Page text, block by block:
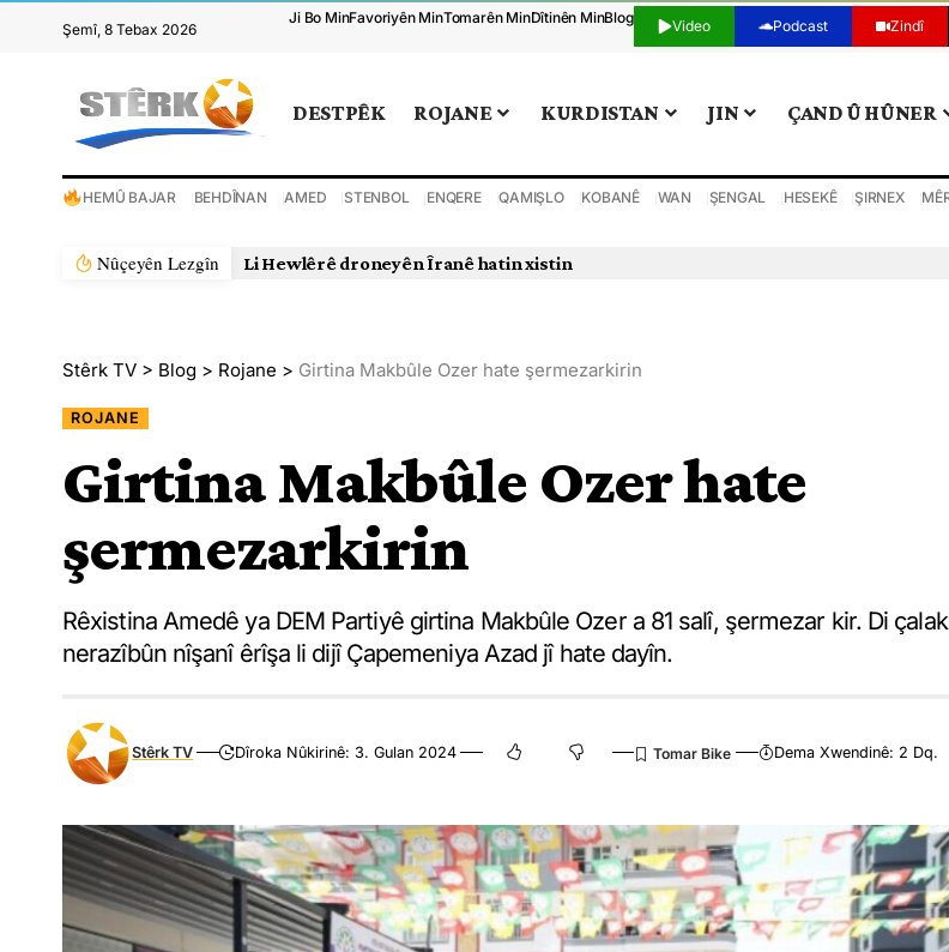
Şemî, 8 Tebax 2026
Ji Bo MinFavoriyên MinTomarên MinDîtinên MinBlog Video Podcast Zindî
DESTPÊK ROJANE KURDISTAN JIN ÇAND Û HÛNER
HEMÛ BAJAR BEHDÎNAN AMED STENBOL ENQERE QAMIŞLO KOBANÊ WAN ŞENGAL HESEKÊ ŞIRNEX
Nûçeyên Lezgîn Li Hewlêrê droneyên Îranê hatin xistin
Stêrk TV > Blog > Rojane > Girtina Makbûle Ozer hate şermezarkirin
ROJANE
Girtina Makbûle Ozer hate
şermezarkirin
Rêxistina Amedê ya DEM Partiyê girtina Makbûle Ozer a 81 salî, şermezar kir. Di
nerazîbûn nîşanî êrîşa li dijî Çapemeniya Azad jî hate dayîn.
Stêrk TV Dîroka Nûkirinê: 3. Gulan 2024 Dema Xwendinê: 2 Dq.